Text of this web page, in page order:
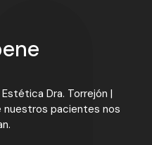
Dra. Torrejón |
pacientes nos